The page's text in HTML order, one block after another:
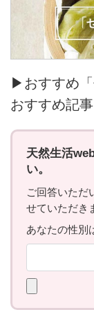
▶おすすめ
おすすめ記事